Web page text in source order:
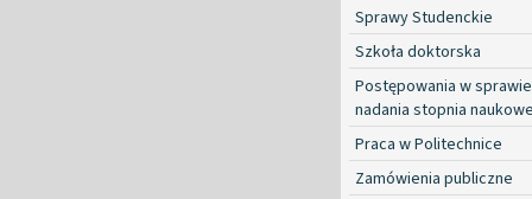
Sprawy Studenckie
Szkoła doktorska
Postępowania w sprawie
nadania stopnia
Praca w Politechnice
Zamówienia publiczne